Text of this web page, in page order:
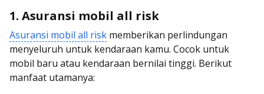
1. Asuransi mobil all risk
Asuransi mobil all risk memberikan perlindungan
menyeluruh untuk kendaraan kamu. Cocok untuk
mobil baru atau kendaraan bernilai tinggi. Berikut
manfaat utamanya: